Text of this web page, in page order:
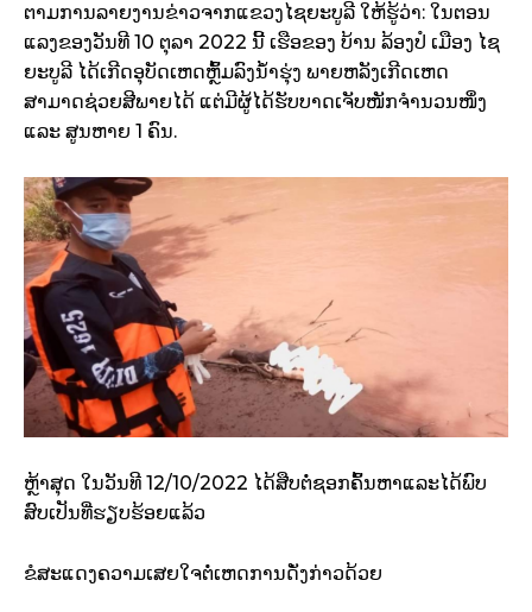
ຕາມການລາຍງານຂ່າວຈາກແຂວງໄຊຍະບູລີ ໃຫ້ຮູ້ວ່າ: ໃນຕອນ
ແລງຂອງວັນທີ​ 10 ຕຸລາ ​2022 ນີ້​ ເຮືອຂອງ ບ້ານ ລ້ອງປໍ ເມືອງ ໄຊ
ຍະບູລີ ໄດ້ເກີດອຸບັດເຫດຫຼົ້ມລົງນໍ້າຮຸ່ງ ພາຍຫລັງເກີດເຫດ
ສາມາດຊ່ວຍສີພາຍໄດ້​ ແຕ່ມີຜູ້ໄດ້ຮັບບາດເຈັບໜັກຈຳນວນໜຶ່ງ
ແລະ ສູນຫາຍ 1 ຄົນ.
ຫຼ້າສຸດ ໃນວັນທີ 12/10/2022 ໄດ້ສືບຕໍ່ຊອກຄົ້ນຫາແລະໄດ້ພົບ
ສົບເປັນທີ່ຮຽບຮ້ອຍແລ້ວ
ຂໍສະແດງຄວາມເສຍໃຈຕໍ່ເຫດການດັ່ງກ່າວດ້ວຍ